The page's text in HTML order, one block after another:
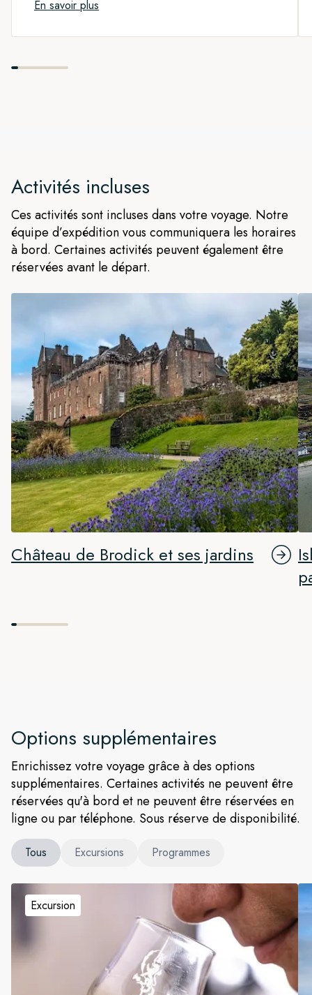
En savoir plus
Activités incluses
Ces activités sont incluses dans votre voyage. Notre
équipe d’expédition vous communiquera les horaires
à bord. Certaines activités peuvent également être
réservées avant le départ.
Château de Brodick et ses jardins
Options supplémentaires
Enrichissez votre voyage grâce à des options
supplémentaires. Certaines activités ne peuvent être
réservées qu'à bord et ne peuvent être réservées en
ligne ou par téléphone. Sous réserve de disponibilité.
Tous Excursions Programmes
Excursion